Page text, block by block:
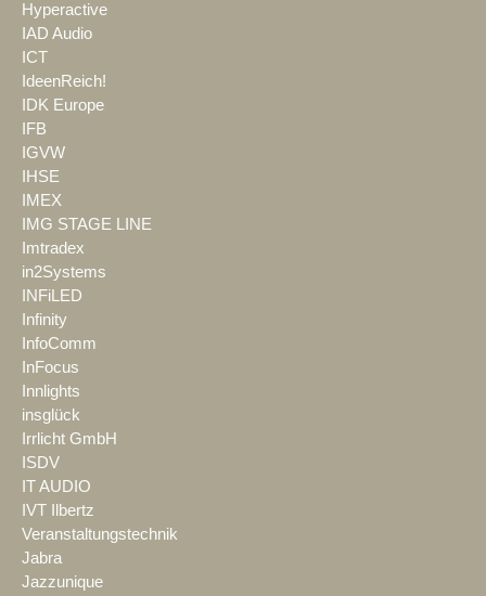
Hyperactive
IAD Audio
ICT
IdeenReich!
IDK Europe
IFB
IGVW
IHSE
IMEX
IMG STAGE LINE
Imtradex
in2Systems
INFiLED
Infinity
InfoComm
InFocus
Innlights
insglück
Irrlicht GmbH
ISDV
IT AUDIO
IVT Ilbertz
Veranstaltungstechnik
Jabra
Jazzunique